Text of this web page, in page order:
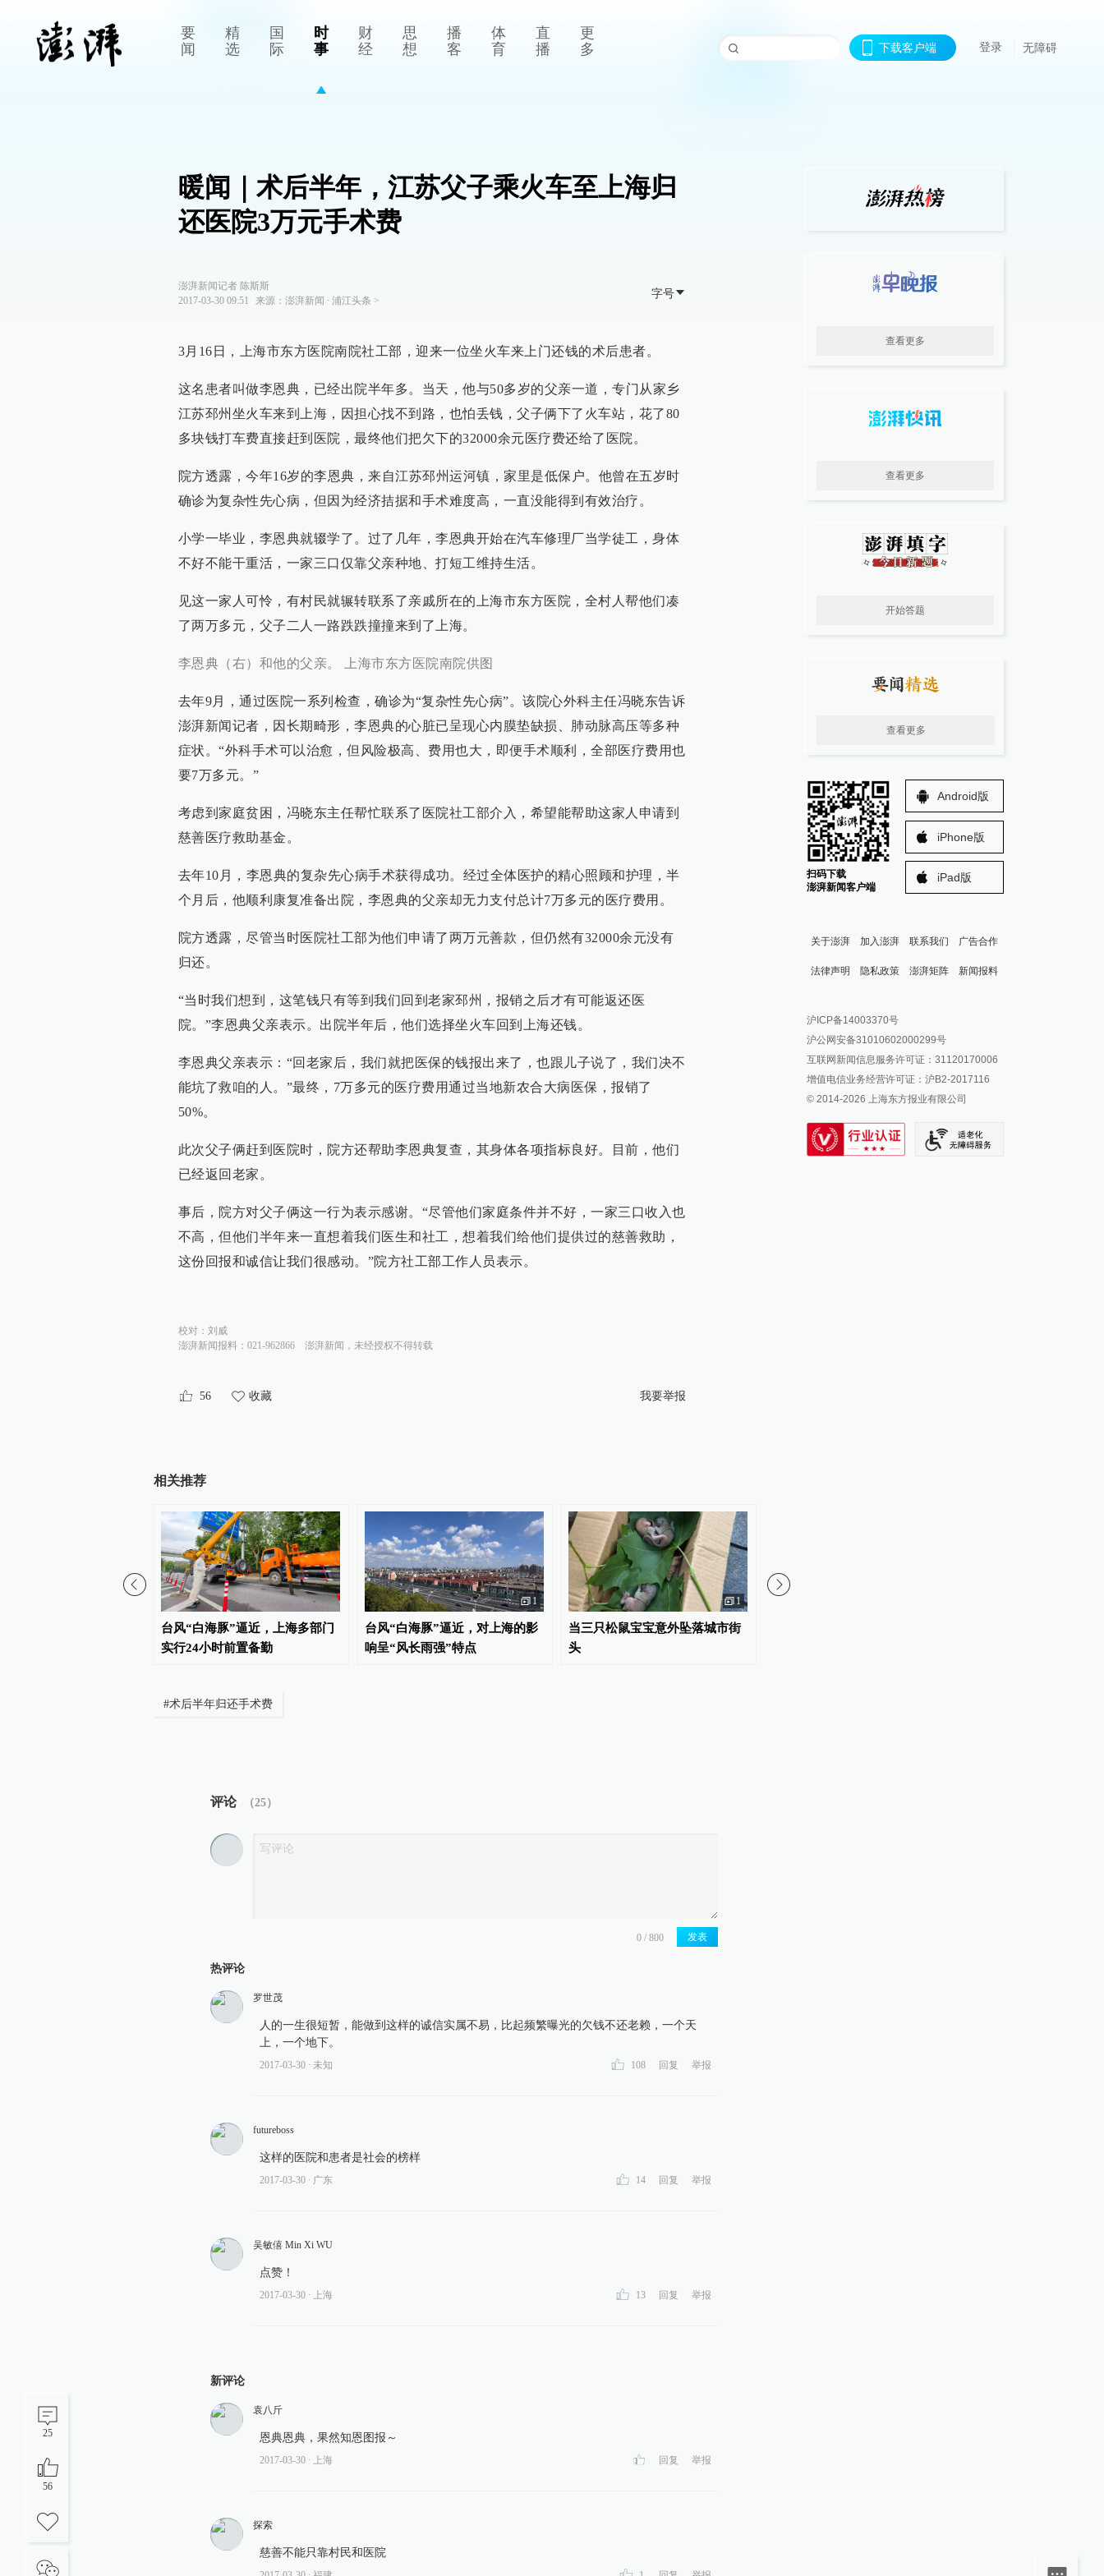
要
闻
精
选
国
际
时
事
财
经
思
想
播
客
体
育
直
播
更
多
下载客户端 登录 无障碍
25
56
暖闻｜术后半年，江苏父子乘火车至上海归
还医院3万元手术费
澎湃新闻记者 陈斯斯
2017-03-30 09:51
来源： 澎湃新闻 ∙ 浦江头条 >
字号
3月16日，上海市东方医院南院社工部，迎来一位坐火车来上门还钱的术后患者。
这名患者叫做李恩典，已经出院半年多。当天，他与50多岁的父亲一道，专门从家乡
江苏邳州坐火车来到上海，因担心找不到路，也怕丢钱，父子俩下了火车站，花了80
多块钱打车费直接赶到医院，最终他们把欠下的32000余元医疗费还给了医院。
院方透露，今年16岁的李恩典，来自江苏邳州运河镇，家里是低保户。他曾在五岁时
确诊为复杂性先心病，但因为经济拮据和手术难度高，一直没能得到有效治疗。
小学一毕业，李恩典就辍学了。过了几年，李恩典开始在汽车修理厂当学徒工，身体
不好不能干重活，一家三口仅靠父亲种地、打短工维持生活。
见这一家人可怜，有村民就辗转联系了亲戚所在的上海市东方医院，全村人帮他们凑
了两万多元，父子二人一路跌跌撞撞来到了上海。
李恩典（右）和他的父亲。 上海市东方医院南院供图
去年9月，通过医院一系列检查，确诊为“复杂性先心病”。该院心外科主任冯晓东告诉
澎湃新闻记者，因长期畸形，李恩典的心脏已呈现心内膜垫缺损、肺动脉高压等多种
症状。“外科手术可以治愈，但风险极高、费用也大，即便手术顺利，全部医疗费用也
要7万多元。”
考虑到家庭贫困，冯晓东主任帮忙联系了医院社工部介入，希望能帮助这家人申请到
慈善医疗救助基金。
去年10月，李恩典的复杂先心病手术获得成功。经过全体医护的精心照顾和护理，半
个月后，他顺利康复准备出院，李恩典的父亲却无力支付总计7万多元的医疗费用。
院方透露，尽管当时医院社工部为他们申请了两万元善款，但仍然有32000余元没有
归还。
“当时我们想到，这笔钱只有等到我们回到老家邳州，报销之后才有可能返还医
院。”李恩典父亲表示。出院半年后，他们选择坐火车回到上海还钱。
李恩典父亲表示：“回老家后，我们就把医保的钱报出来了，也跟儿子说了，我们决不
能坑了救咱的人。”最终，7万多元的医疗费用通过当地新农合大病医保，报销了
50%。
此次父子俩赶到医院时，院方还帮助李恩典复查，其身体各项指标良好。目前，他们
已经返回老家。
事后，院方对父子俩这一行为表示感谢。“尽管他们家庭条件并不好，一家三口收入也
不高，但他们半年来一直想着我们医生和社工，想着我们给他们提供过的慈善救助，
这份回报和诚信让我们很感动。”院方社工部工作人员表示。
校对： 刘威
澎湃新闻报料：021-962866
澎湃新闻，未经授权不得转载
56 收藏 我要举报
相关推荐
台风“白海豚”逼近，上海多部门
实行24小时前置备勤
1
台风“白海豚”逼近，对上海的影
响呈“风长雨强”特点
1
当三只松鼠宝宝意外坠落城市街
头
#术后半年归还手术费
评论 （25）
发表
热评论
罗世茂
人的一生很短暂，能做到这样的诚信实属不易，比起频繁曝光的欠钱不还老赖，一个天
上，一个地下。
2017-03-30 ∙ 未知 108 回复 举报
futureboss
这样的医院和患者是社会的榜样
2017-03-30 ∙ 广东 14 回复 举报
吴敏僖 Min Xi WU
点赞！
2017-03-30 ∙ 上海 13 回复 举报
新评论
袁八斤
恩典恩典，果然知恩图报～
2017-03-30 ∙ 上海 回复 举报
探索
慈善不能只靠村民和医院
查看更多
查看更多
开始答题
查看更多
扫码下载
澎湃新闻客户端
Android版
iPhone版
iPad版
关于澎湃 加入澎湃 联系我们 广告合作
法律声明 隐私政策 澎湃矩阵
澎湃新闻公众号
澎湃新闻抖音号
派生万物开放平台
IP SHANGHAI
SIXTH TONE
新闻报料
报料邮箱: news@thepaper.cn
沪ICP备14003370号
沪公网安备31010602000299号
互联网新闻信息服务许可证：31120170006
增值电信业务经营许可证：沪B2-2017116
© 2014-2026 上海东方报业有限公司